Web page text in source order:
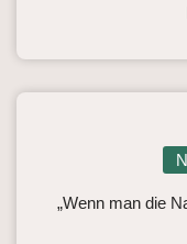
„Wenn man die